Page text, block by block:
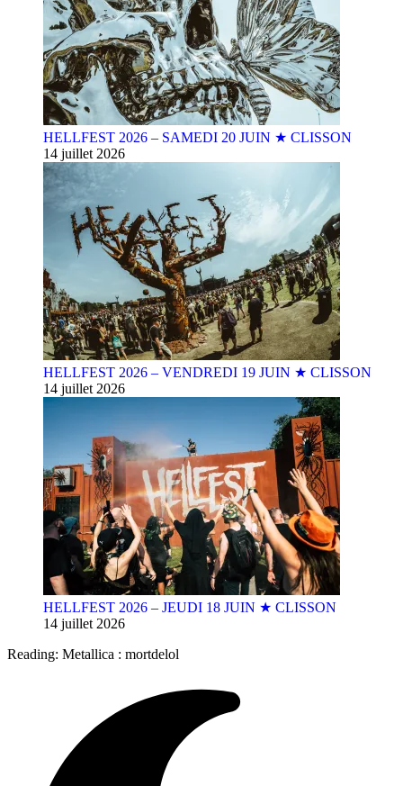
HELLFEST 2026 – SAMEDI 20 JUIN ★ CLISSON
14 juillet 2026
HELLFEST 2026 – VENDREDI 19 JUIN ★ CLISSON
14 juillet 2026
HELLFEST 2026 – JEUDI 18 JUIN ★ CLISSON
14 juillet 2026
Reading: Metallica : mortdelol